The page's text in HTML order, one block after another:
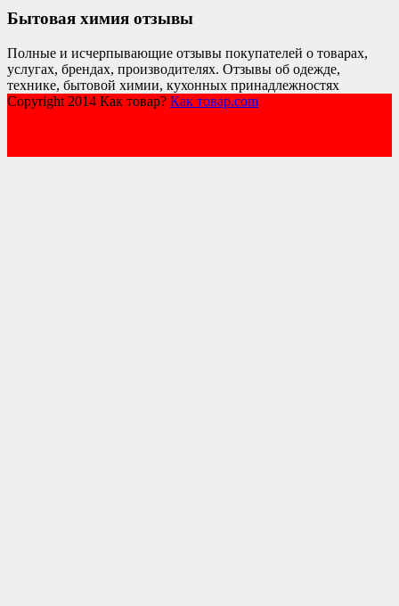
Бытовая химия отзывы
Полные и исчерпывающие отзывы покупателей о товарах,
услугах, брендах, производителях. Отзывы об одежде,
технике, бытовой химии, кухонных принадлежностях
Copyright 2014 Как товар? Как товар.com